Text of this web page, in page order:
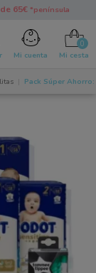
65€*península
Mi cuenta Mi cesta
Pack Súper